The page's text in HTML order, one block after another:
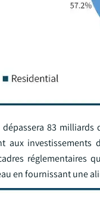
dépassera 83
aux
réglementaires
en fournissant une